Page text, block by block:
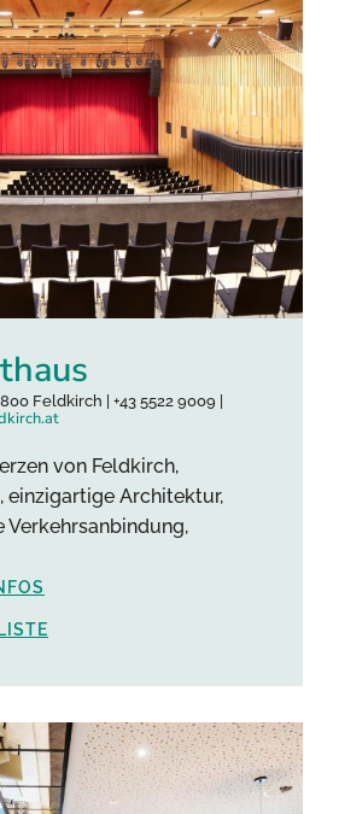
Feldkirch | +43 5522 9009 |
von Feldkirch,
Architektur,
Verkehrsanbindung,